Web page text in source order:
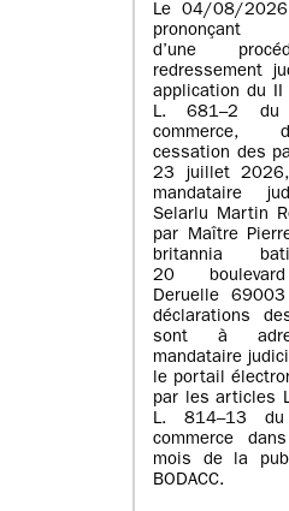
Le 04/08/
prononçant
d’une
redressement
application du II
L. 681–2 du
commerce,
cessation des
23 juillet 2026,
mandataire
Selarlu Martin
par Maître
britannia
20
Deruelle
déclarations
sont à
mandataire
le portail
par les articles
L. 814–13
commerce
mois de la
BODACC.